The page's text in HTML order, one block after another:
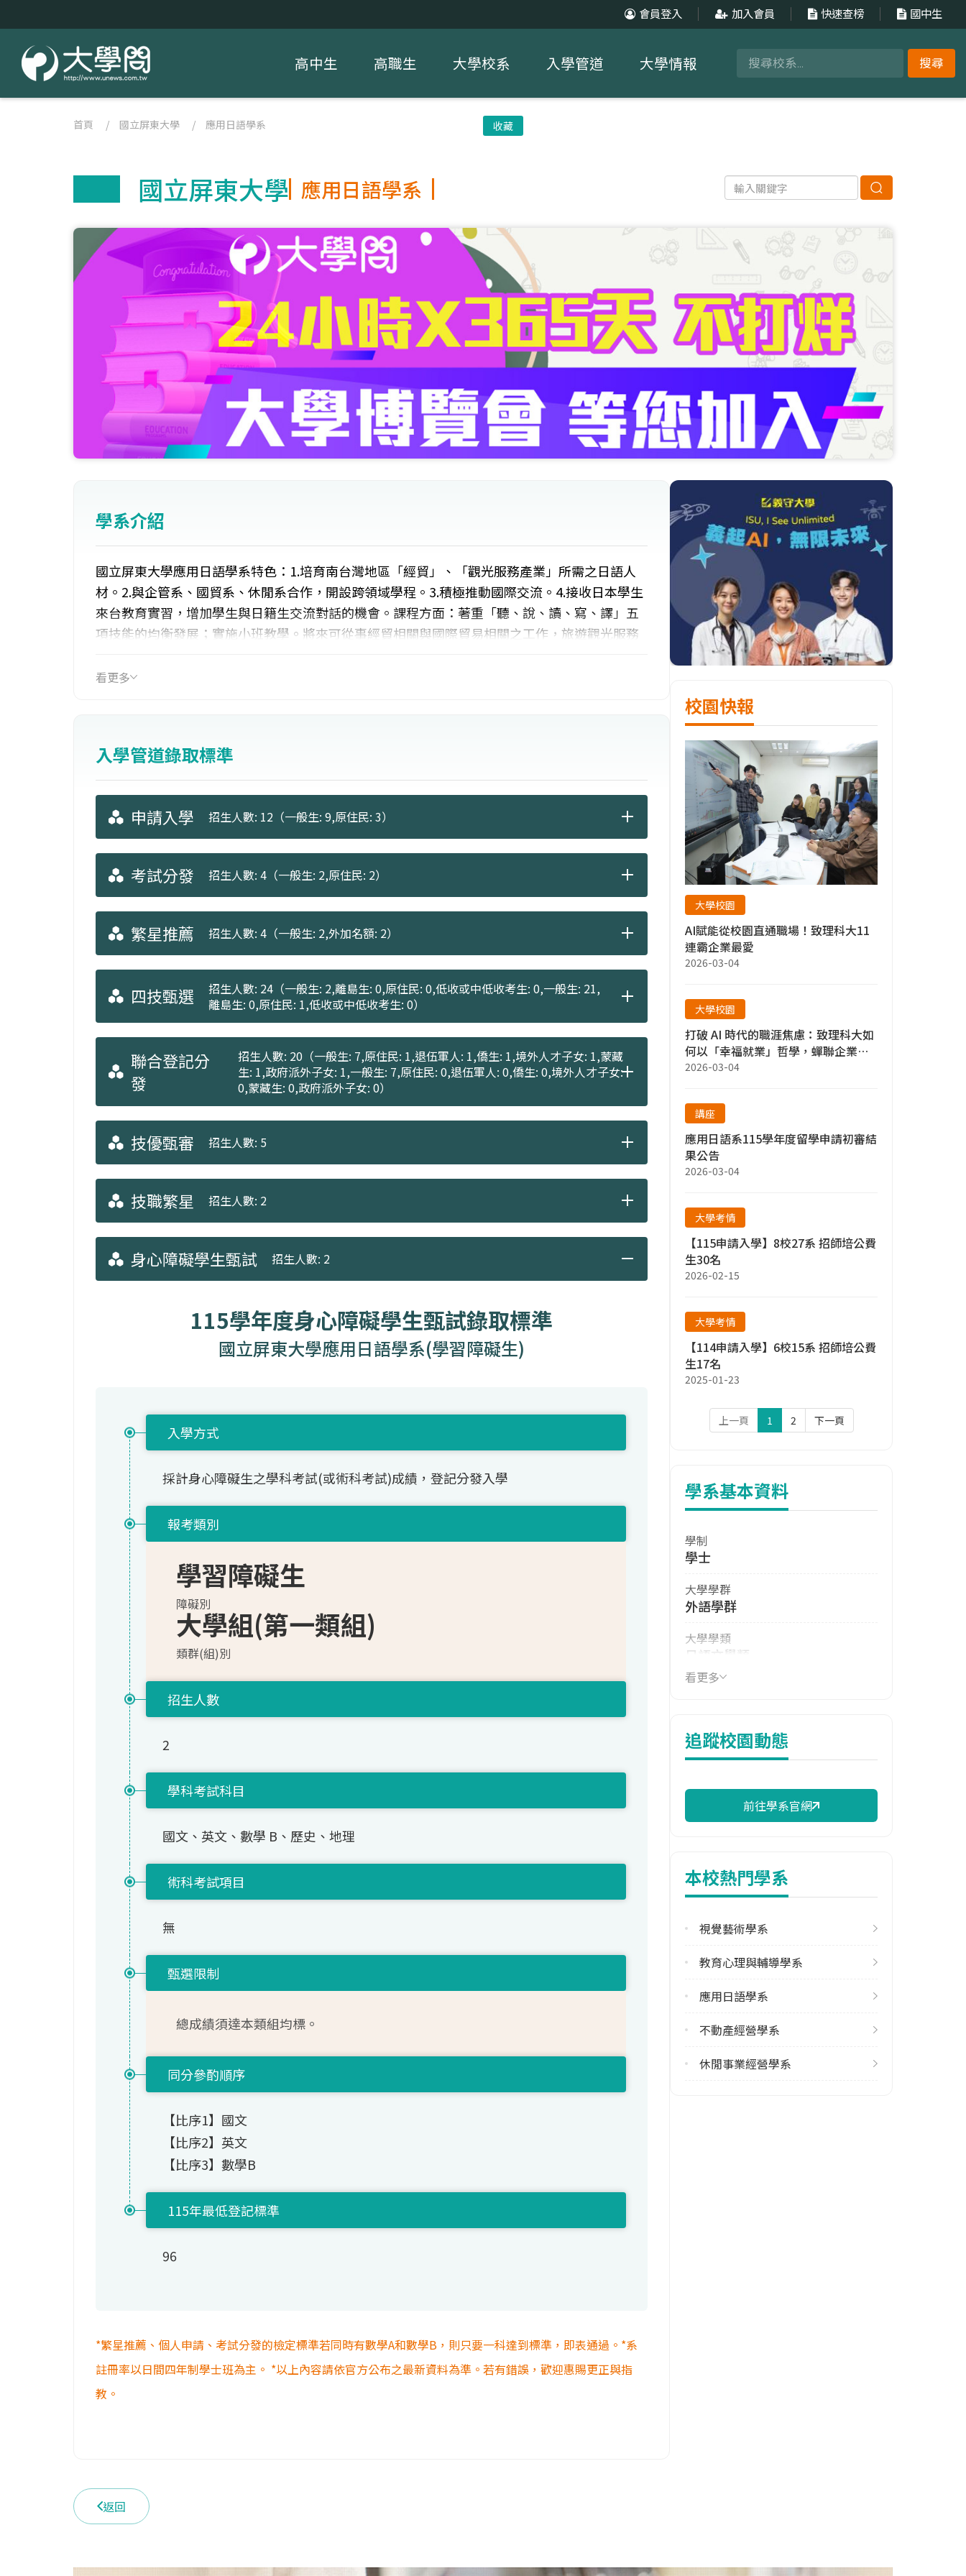
會員登入 加入會員 快速查榜 國中生
搜尋
高中生 高職生 大學校系 入學管道 大學情報
首頁 / 國立屏東大學 / 應用日語學系 收藏
國立屏東大學 應用日語學系
學系介紹
國立屏東大學應用日語學系特色：1.培育南台灣地區「經貿」、「觀光服務產業」所需之日語人
材。2.與企管系、國貿系、休閒系合作，開設跨領域學程。3.積極推動國際交流。4.接收日本學生
來台教育實習，增加學生與日籍生交流對話的機會。課程方面：著重「聽、說、讀、寫、譯」五
項技能的均衡發展；實施小班教學。將來可從事經貿相關與國際貿易相關之工作，旅遊觀光服務
員。
看更多
入學管道錄取標準
申請入學 招生人數: 12（一般生: 9,原住民: 3）
考試分發 招生人數: 4（一般生: 2,原住民: 2）
繁星推薦 招生人數: 4（一般生: 2,外加名額: 2）
四技甄選
招生人數: 24（一般生: 2,離島生: 0,原住民: 0,低收或中低收考生: 0,一般生: 21,
離島生: 0,原住民: 1,低收或中低收考生: 0）
聯合登記分
發
招生人數: 20（一般生: 7,原住民: 1,退伍軍人: 1,僑生: 1,境外人才子女: 1,蒙藏
生: 1,政府派外子女: 1,一般生: 7,原住民: 0,退伍軍人: 0,僑生: 0,境外人才子女:
0,蒙藏生: 0,政府派外子女: 0）
技優甄審 招生人數: 5
技職繁星 招生人數: 2
身心障礙學生甄試 招生人數: 2
115學年度身心障礙學生甄試錄取標準
國立屏東大學應用日語學系(學習障礙生)
入學方式
採計身心障礙生之學科考試(或術科考試)成績，登記分發入學
報考類別
學習障礙生
障礙別
大學組(第一類組)
類群(組)別
招生人數
2
學科考試科目
國文、英文、數學 B、歷史、地理
術科考試項目
無
甄選限制
總成績須達本類組均標。
同分參酌順序
【比序1】國文
【比序2】英文
【比序3】數學B
115年最低登記標準
96
*繁星推薦、個人申請、考試分發的檢定標準若同時有數學A和數學B，則只要一科達到標準，即表通過。*系
註冊率以日間四年制學士班為主。 *以上內容請依官方公布之最新資料為準。若有錯誤，歡迎惠賜更正與指
教。
校園快報
大學校園
AI賦能從校園直通職場！致理科大11
連霸企業最愛
2026-03-04
大學校園
打破 AI 時代的職涯焦慮：致理科大如
何以「幸福就業」哲學，蟬聯企業最
愛？
2026-03-04
講座
應用日語系115學年度留學申請初審結
果公告
2026-03-04
大學考情
【115申請入學】8校27系 招師培公費
生30名
2026-02-15
大學考情
【114申請入學】6校15系 招師培公費
生17名
2025-01-23
上一頁 1 2 下一頁
學系基本資料
學制
學士
大學學群
外語學群
大學學類
日語文學類
技職群類
114年學費
15,430 元/學期
114年雜費
6,390 元/學期
修輔系人數
113學年度上學期
10
學系電話
屏東縣屏東市民生東路51號
看更多
追蹤校園動態
前往學系官網
本校熱門學系
視覺藝術學系
教育心理與輔導學系
應用日語學系
不動產經營學系
休閒事業經營學系
返回